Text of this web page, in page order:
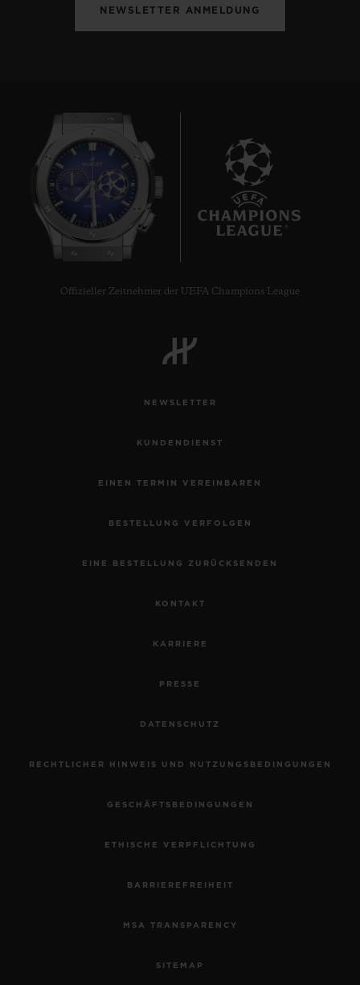
NEWSLETTER ANMELDUNG
Offizieller Zeitnehmer der UEFA Champions League
NEWSLETTER
KUNDENDIENST
EINEN TERMIN VEREINBAREN
BESTELLUNG VERFOLGEN
EINE BESTELLUNG ZURÜCKSENDEN
KONTAKT
KARRIERE
PRESSE
DATENSCHUTZ
RECHTLICHER HINWEIS UND NUTZUNGSBEDINGUNGEN
GESCHÄFTSBEDINGUNGEN
ETHISCHE VERPFLICHTUNG
BARRIEREFREIHEIT
MSA TRANSPARENCY
SITEMAP